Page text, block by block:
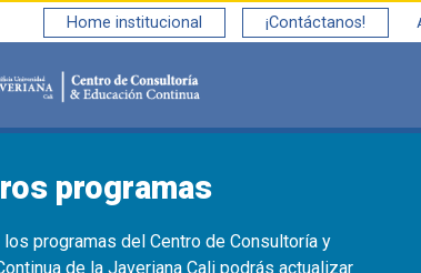
Home institucional ¡Contáctanos!
programas
programas del Centro de Consultoría y
de la Javeriana Cali podrás actualizar